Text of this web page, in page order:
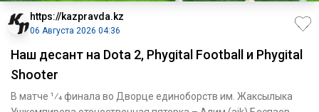
https://kazpravda.kz
06 Августа 2026 04:36
Наш десант на Dota 2, Phygital Football и Phygital
Shooter
В матче 1⁄4 финала во Дворце единоборств им. Жаксылыка